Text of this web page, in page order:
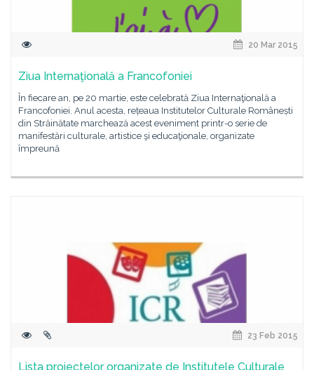
20 Mar 2015
Ziua Internaţională a Francofoniei
În fiecare an, pe 20 martie, este celebrată Ziua Internaţională a
Francofoniei. Anul acesta, rețeaua Institutelor Culturale Românești
din Străinătate marchează acest eveniment printr-o serie de
manifestări culturale, artistice şi educaţionale, organizate
împreună
23 Feb 2015
Lista proiectelor organizate de Institutele Culturale